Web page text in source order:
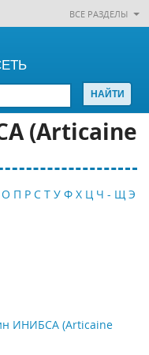
ВСЕ РАЗДЕЛЫ
(Articaine
О П Р С Т У Ф Х Ц Ч - Щ Э
ИНИБСА (Articaine